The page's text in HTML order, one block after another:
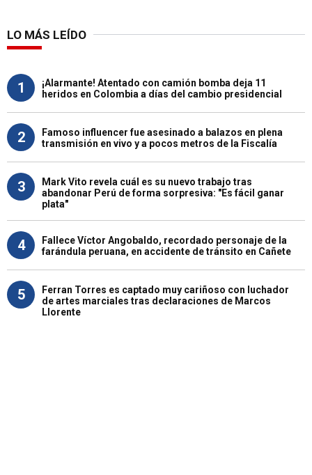
LO MÁS LEÍDO
1
¡Alarmante! Atentado con camión bomba deja 11
heridos en Colombia a días del cambio presidencial
2
Famoso influencer fue asesinado a balazos en plena
transmisión en vivo y a pocos metros de la Fiscalía
3
Mark Vito revela cuál es su nuevo trabajo tras
abandonar Perú de forma sorpresiva: "Es fácil ganar
plata"
4
Fallece Víctor Angobaldo, recordado personaje de la
farándula peruana, en accidente de tránsito en Cañete
5
Ferran Torres es captado muy cariñoso con luchador
de artes marciales tras declaraciones de Marcos
Llorente